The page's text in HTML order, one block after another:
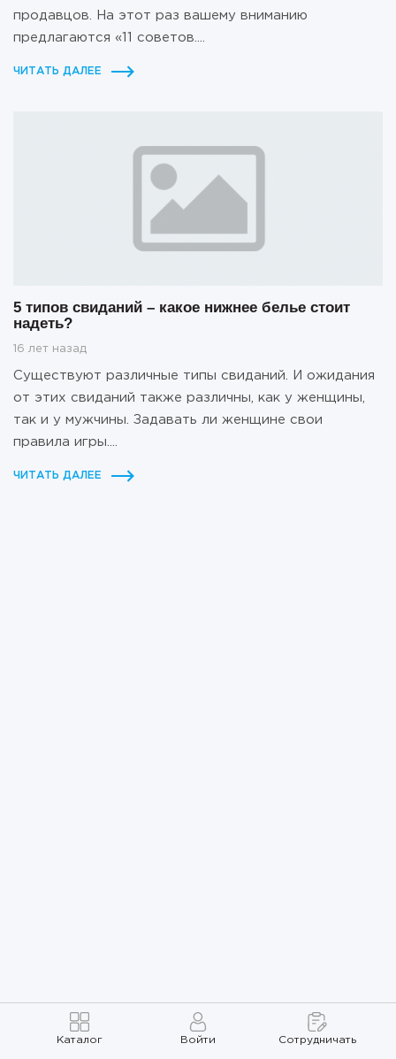
Каталог Войти Сотрудничать
продавцов. На этот раз вашему вниманию
предлагаются «11 советов....
ЧИТАТЬ ДАЛЕЕ
5 типов свиданий – какое нижнее белье стоит
надеть?
16 лет назад
Существуют различные типы свиданий. И ожидания
от этих свиданий также различны, как у женщины,
так и у мужчины. Задавать ли женщине свои
правила игры....
ЧИТАТЬ ДАЛЕЕ